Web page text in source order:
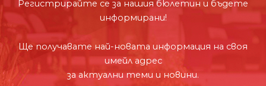
Регистрирайте се за нашия бюлетин и бъдете
информирани!
Ще получавате най-новата информация на своя
имейл адрес
за актуални теми и новини.